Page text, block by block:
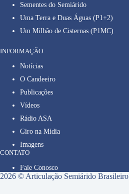
Sementes do Semiárido
Uma Terra e Duas Águas (P1+2)
Um Milhão de Cisternas (P1MC)
INFORMAÇÃO
Notícias
O Candeeiro
Publicações
Vídeos
Rádio ASA
Giro na Mídia
Imagens
CONTATO
Fale Conosco
2026 © Articulação Semiárido Brasileiro